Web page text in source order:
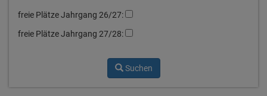
freie Plätze Jahrgang 26/27:
freie Plätze Jahrgang 27/28:
Suchen